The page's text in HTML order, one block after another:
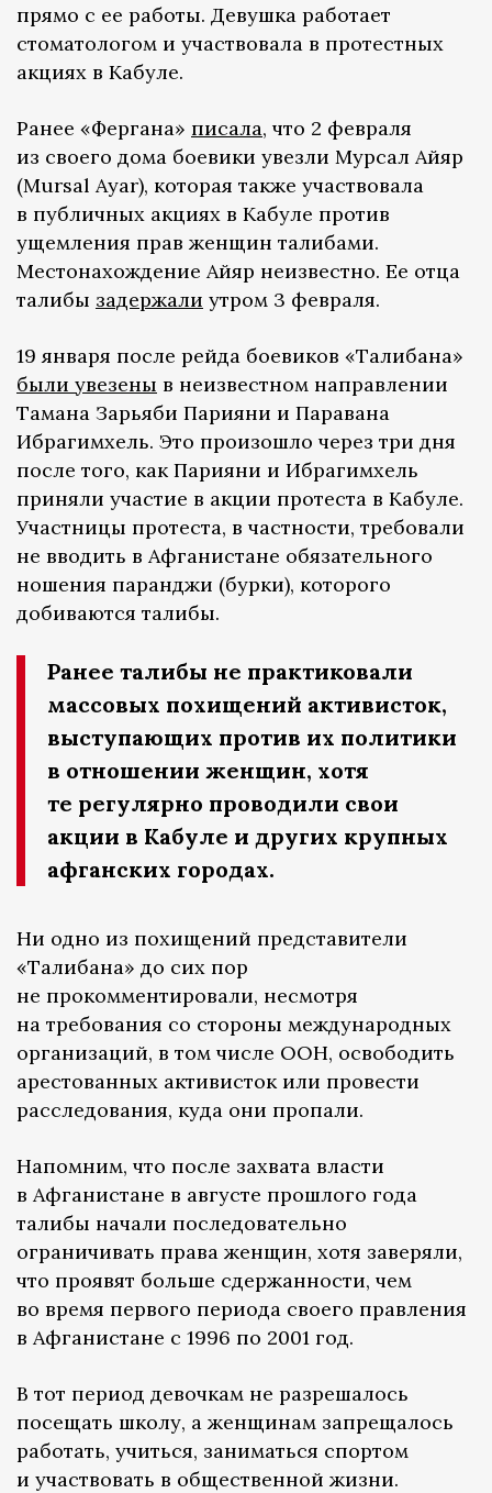
прямо с ее работы. Девушка работает
стоматологом и участвовала в протестных
акциях в Кабуле.
Ранее «Фергана» писала, что 2 февраля
из своего дома боевики увезли Мурсал Айяр
(Mursal Ayar), которая также участвовала
в публичных акциях в Кабуле против
ущемления прав женщин талибами.
Местонахождение Айяр неизвестно. Ее отца
талибы задержали утром 3 февраля.
19 января после рейда боевиков «Талибана»
были увезены в неизвестном направлении
Тамана Зарьяби Парияни и Паравана
Ибрагимхель. Это произошло через три дня
после того, как Парияни и Ибрагимхель
приняли участие в акции протеста в Кабуле.
Участницы протеста, в частности, требовали
не вводить в Афганистане обязательного
ношения паранджи (бурки), которого
добиваются талибы.
Ранее талибы не практиковали
массовых похищений активисток,
выступающих против их политики
в отношении женщин, хотя
те регулярно проводили свои
акции в Кабуле и других крупных
афганских городах.
Ни одно из похищений представители
«Талибана» до сих пор
не прокомментировали, несмотря
на требования со стороны международных
организаций, в том числе ООН, освободить
арестованных активисток или провести
расследования, куда они пропали.
Напомним, что после захвата власти
в Афганистане в августе прошлого года
талибы начали последовательно
ограничивать права женщин, хотя заверяли,
что проявят больше сдержанности, чем
во время первого периода своего правления
в Афганистане с 1996 по 2001 год.
В тот период девочкам не разрешалось
посещать школу, а женщинам запрещалось
работать, учиться, заниматься спортом
и участвовать в общественной жизни.